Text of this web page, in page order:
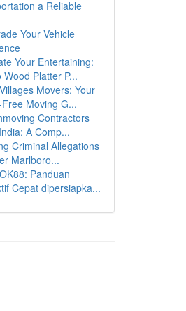
a Reliable
Your Vehicle
Your Entertaining:
Wood Platter P...
Movers: Your
Moving G...
Contractors
A Comp...
Criminal Allegations
Marlboro...
Panduan
Cepat dipersiapka...